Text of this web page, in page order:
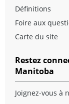
Définitions
Foire aux
Carte du site
Restez
Manitoba
Joignez-vous à